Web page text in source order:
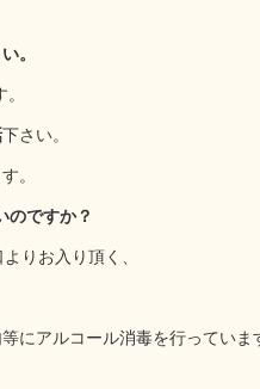
。
下さい。
。
のですか？
よりお入り頂く、
アルコール消毒を行っていま